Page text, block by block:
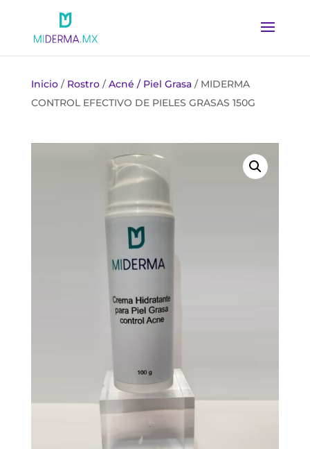
Inicio/ Rostro/Acné / Piel Grasa/ MIDERMA
CONTROL EFECTIVO DE PIELES GRASAS 150G